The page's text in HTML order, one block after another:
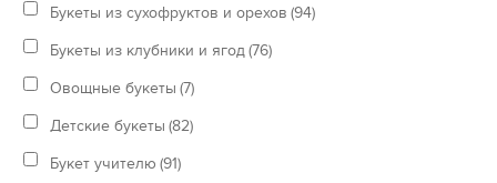
Букеты из сухофруктов и орехов (94)
Букеты из клубники и ягод(76)
Овощные букеты (7)
Детские букеты (82)
Букет учителю (91)